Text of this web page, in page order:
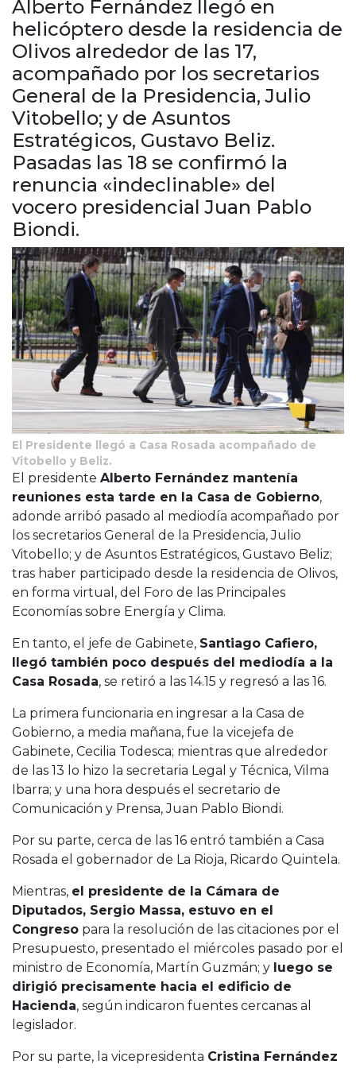
Cruz del Eje
Corredor de Ansenuza
La Carlota y zona
Laboulaye y sur
Bell Ville
Río Tercero
Despeñaderos
Alberto Fernández llegó en
helicóptero desde la residencia de
Olivos alrededor de las 17,
acompañado por los secretarios
General de la Presidencia, Julio
Vitobello; y de Asuntos
Estratégicos, Gustavo Beliz.
Pasadas las 18 se confirmó la
renuncia «indeclinable» del
vocero presidencial Juan Pablo
Biondi.
El Presidente llegó a Casa Rosada acompañado de
Vitobello y Beliz.
El presidente Alberto Fernández mantenía
reuniones esta tarde en la Casa de Gobierno,
adonde arribó pasado al mediodía acompañado por
los secretarios General de la Presidencia, Julio
Vitobello; y de Asuntos Estratégicos, Gustavo Beliz;
tras haber participado desde la residencia de Olivos,
en forma virtual, del Foro de las Principales
Economías sobre Energía y Clima.
En tanto, el jefe de Gabinete, Santiago Cafiero,
llegó también poco después del mediodía a la
Casa Rosada, se retiró a las 14.15 y regresó a las 16.
La primera funcionaria en ingresar a la Casa de
Gobierno, a media mañana, fue la vicejefa de
Gabinete, Cecilia Todesca; mientras que alrededor
de las 13 lo hizo la secretaria Legal y Técnica, Vilma
Ibarra; y una hora después el secretario de
Comunicación y Prensa, Juan Pablo Biondi.
Por su parte, cerca de las 16 entró también a Casa
Rosada el gobernador de La Rioja, Ricardo Quintela.
Mientras, el presidente de la Cámara de
Diputados, Sergio Massa, estuvo en el
Congreso para la resolución de las citaciones por el
Presupuesto, presentado el miércoles pasado por el
ministro de Economía, Martín Guzmán; y luego se
dirigió precisamente hacia el edificio de
Hacienda, según indicaron fuentes cercanas al
legislador.
Por su parte, la vicepresidenta Cristina Fernández